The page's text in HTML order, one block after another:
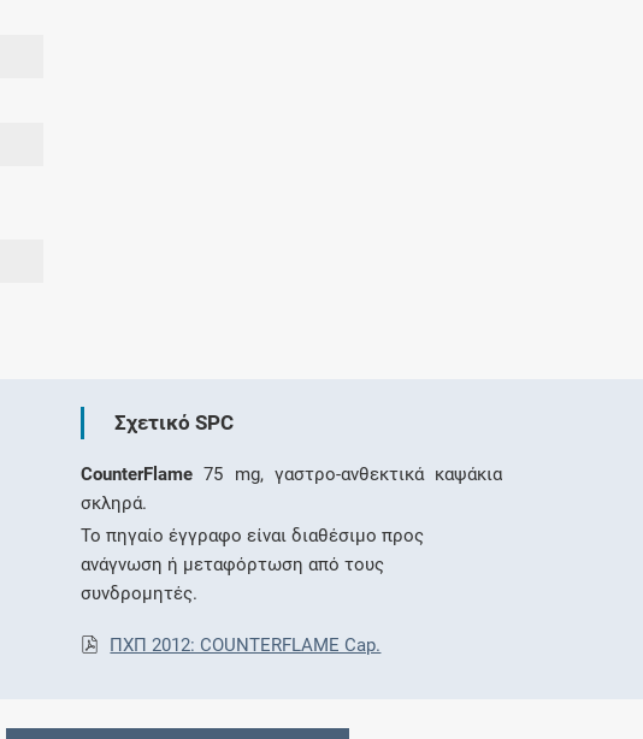
Σχετικό SPC
CounterFlame 75 mg, γαστρο-ανθεκτικά καψάκια
σκληρά.
Το πηγαίο έγγραφο είναι διαθέσιμο προς
ανάγνωση ή μεταφόρτωση από τους
συνδρομητές.
ΠΧΠ 2012: COUNTERFLAME Cap.